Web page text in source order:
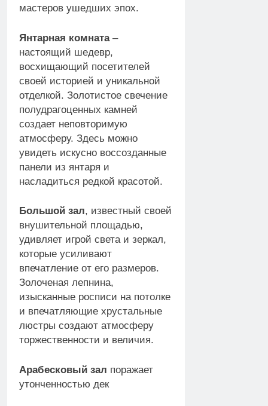
мастеров ушедших эпох.
Янтарная комната–
настоящий шедевр,
восхищающий посетителей
своей историей и уникальной
отделкой. Золотистое свечение
полудрагоценных камней
создает неповторимую
атмосферу. Здесь можно
увидеть искусно воссозданные
панели из янтаря и
насладиться редкой красотой.
Большой зал, известный своей
внушительной площадью,
удивляет игрой света и зеркал,
которые усиливают
впечатление от его размеров.
Золоченая лепнина,
изысканные росписи на потолке
и впечатляющие хрустальные
люстры создают атмосферу
торжественности и величия.
Арабесковый зал поражает
утонченностью дек